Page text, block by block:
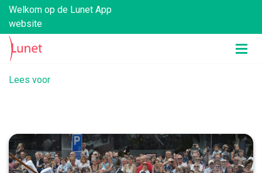
Welkom op de Lunet App
website
Lees voor